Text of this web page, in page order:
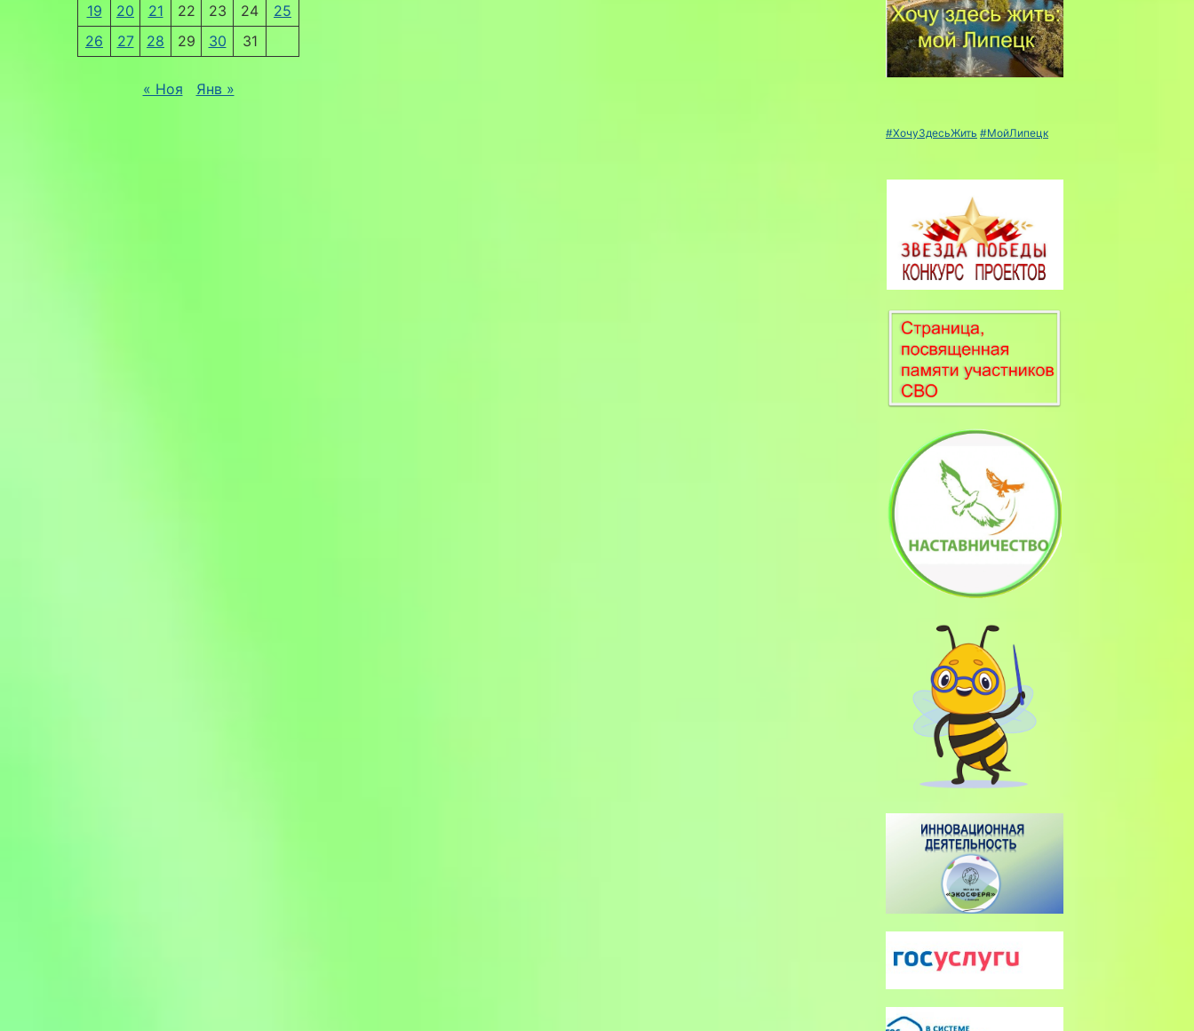
19
20 21 22 23 24
25
26
27 28 29 30 31
« Ноя Янв »
#ХочуЗдесьЖить #МойЛипецк